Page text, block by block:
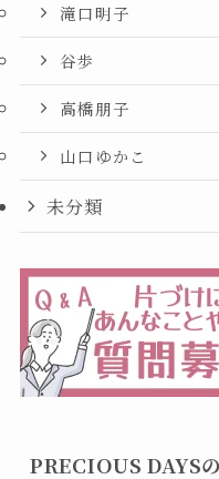
滝口明子
谷歩
高橋朋子
山口ゆかこ
未分類
PRECIOUS DAYS